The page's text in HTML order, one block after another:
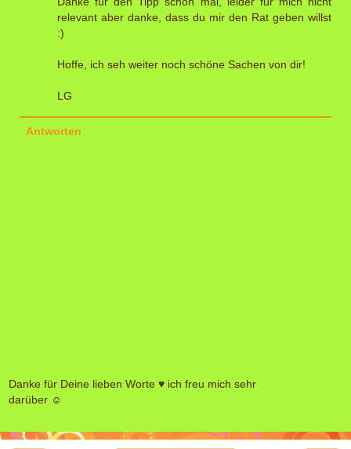
relevant aber danke, dass du mir den Rat geben willst
:)
Hoffe, ich seh weiter noch schöne Sachen von dir!
LG
Antworten
Danke für Deine lieben Worte ♥ ich freu mich sehr
darüber ☺